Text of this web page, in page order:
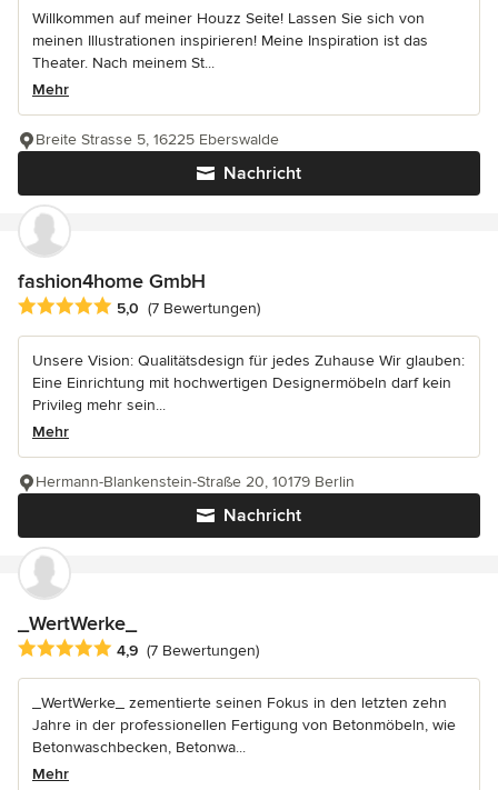
Willkommen auf meiner Houzz Seite! Lassen Sie sich von
meinen Illustrationen inspirieren! Meine Inspiration ist das
Theater. Nach meinem St...
Mehr
Nachricht
Breite Strasse 5, 16225 Eberswalde
fashion4home GmbH
Durchschnittliche Bewertung: 5 von 5 Sternen
5,0 (7 Bewertungen)
Unsere Vision: Qualitätsdesign für jedes Zuhause Wir glauben:
Eine Einrichtung mit hochwertigen Designermöbeln darf kein
Privileg mehr sein...
Mehr
Nachricht
Hermann-Blankenstein-Straße 20, 10179 Berlin
_WertWerke_
Durchschnittliche Bewertung: 4.9 von 5 Sternen
4,9 (7 Bewertungen)
_WertWerke_ zementierte seinen Fokus in den letzten zehn
Jahre in der professionellen Fertigung von Betonmöbeln, wie
Betonwaschbecken, Betonwa...
Mehr